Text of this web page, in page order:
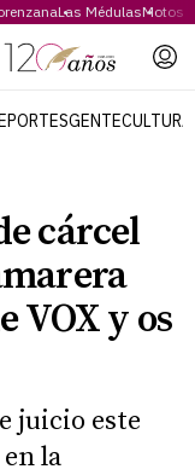
Las MédulasMotos
GENTECULTURA
cárcel
VOX y os
juicio este
la